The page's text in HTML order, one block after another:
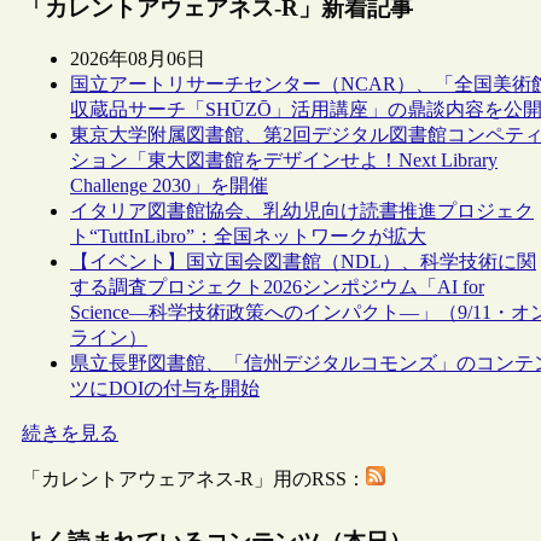
「カレントアウェアネス-R」新着記事
2026年08月06日
国立アートリサーチセンター（NCAR）、「全国美術
収蔵品サーチ「SHŪZŌ」活用講座」の鼎談内容を公開
東京大学附属図書館、第2回デジタル図書館コンペティ
ション「東大図書館をデザインせよ！Next Library
Challenge 2030」を開催
イタリア図書館協会、乳幼児向け読書推進プロジェク
ト“TuttInLibro”：全国ネットワークが拡大
【イベント】国立国会図書館（NDL）、科学技術に関
する調査プロジェクト2026シンポジウム「AI for
Science―科学技術政策へのインパクト―」（9/11・オ
ライン）
県立長野図書館、「信州デジタルコモンズ」のコンテ
ツにDOIの付与を開始
続きを見る
「カレントアウェアネス-R」用のRSS：